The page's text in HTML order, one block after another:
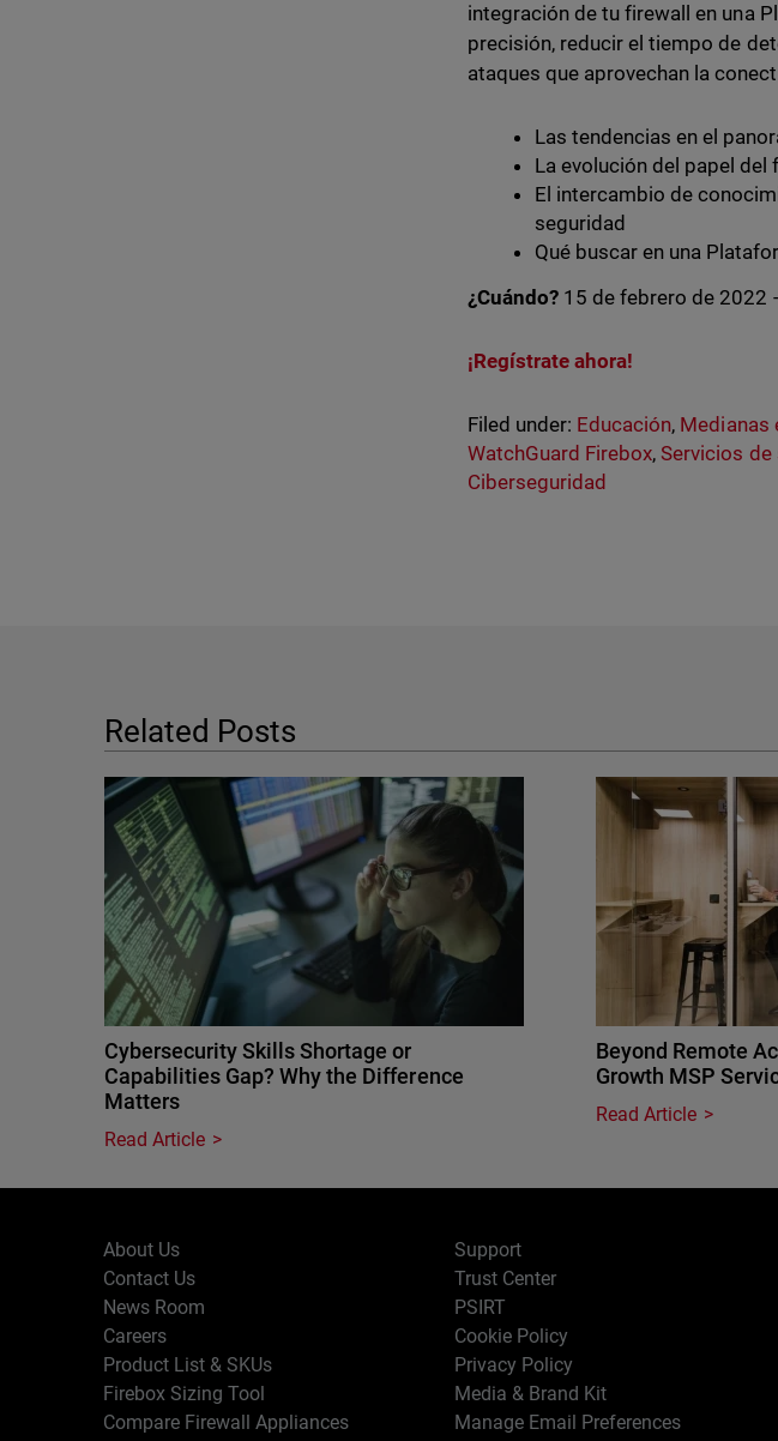
integración de tu firewall en una
precisión, reducir el tiempo de
ataques que aprovechan la
Las tendencias en el
La evolución del papel
El intercambio de
seguridad
Qué buscar en una
¿Cuándo? 15 de febrero de 2022
¡Regístrate ahora!
Filed under: Educación, Medianas
WatchGuard Firebox,Servicios de
Ciberseguridad
Related Posts
Cybersecurity Skills Shortage or
Capabilities Gap? Why the Difference
Matters
Read Article
Beyond Remote
Growth MSP
Read Article
About Us
Contact Us
News Room
Careers
Product List & SKUs
Firebox Sizing Tool
Compare Firewall Appliances
Support
Trust Center
PSIRT
Cookie Policy
Privacy Policy
Media & Brand Kit
Manage Email Preferences